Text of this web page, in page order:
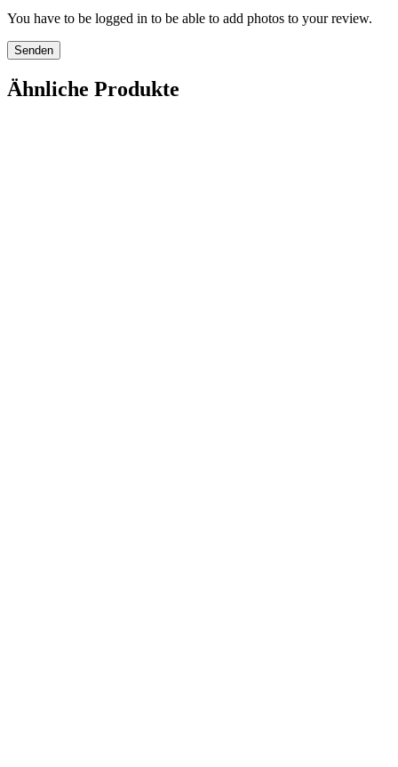
You have to be logged in to be able to add photos to your review.
Ähnliche Produkte